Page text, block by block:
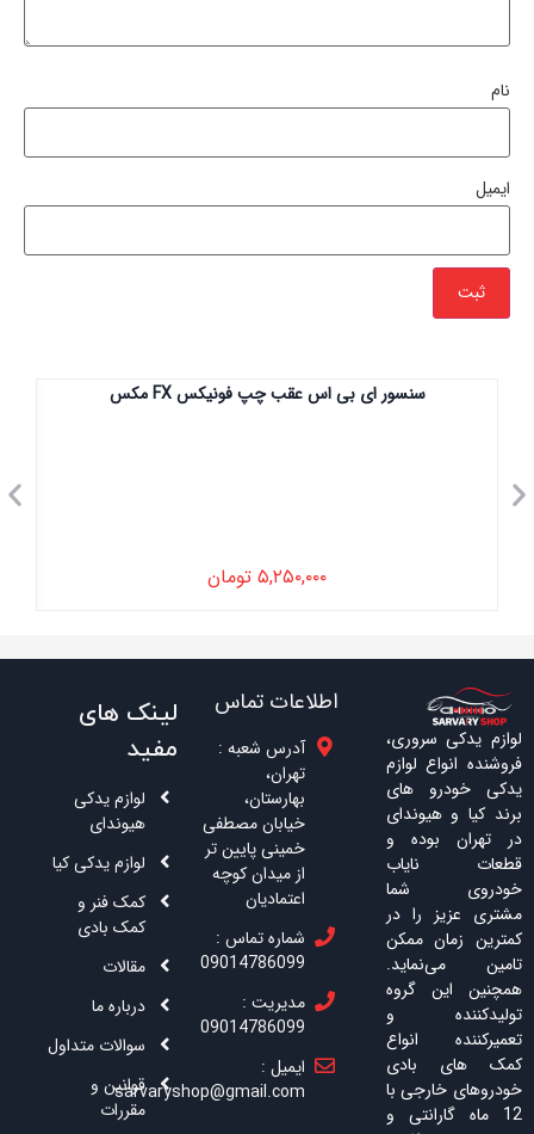
نام
ایمیل
سنسور ای بی اس عقب چپ فونیکس FX مکس
۵,۲۵۰,۰۰۰ تومان
لوازم یدکی سروری،
فروشنده انواع لوازم
یدکی خودرو های
برند کیا و هیوندای
در تهران بوده و
قطعات نایاب
خودروی شما
مشتری عزیز را در
کمترین زمان ممکن
تامین می‌نماید.
همچنین این گروه
تولیدکننده و
تعمیرکننده انواع
کمک های بادی
خودروهای خارجی با
12 ماه گارانتی و
اطلاعات تماس
آدرس شعبه :
تهران،
بهارستان،
خیابان مصطفی
خمینی پایین تر
از میدان کوچه
اعتمادیان
شماره تماس :
09014786099
مدیریت :
09014786099
ایمیل :
sarvaryshop@gmail.com
لینک های
مفید
لوازم یدکی
هیوندای
لوازم یدکی کیا
کمک فنر و
کمک بادی
مقالات
درباره ما
سوالات متداول
قوانین و
مقررات